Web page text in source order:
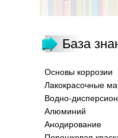
База
Основы коррозии
Лакокрасочные
Водно-
Алюминий
Анодирование